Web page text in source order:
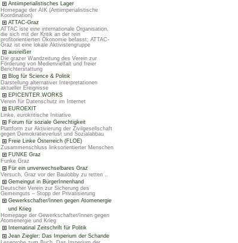
Antiimperialistisches Lager
Homepage der AIK (Antiimperialistische
Koordination)
ATTAC-Graz
ATTAC iste eine internationale Organisation,
die sich mit der Kritik an der rein
profitorientierten Ökonomie befasst; ATTAC-
Graz ist eine lokale Aktivistengruppe
ausreißer
Die grazer Wandzeitung des Verein zur
Förderung von Medienvielfalt und freier
Berichterstattung
Blog für Science & Politik
Darstellung alternativer Interpretationen
aktueller Ereignisse
EPICENTER.WORKS
Verein für Datenschutz im Internet
EUROEXIT
Linke, eurokritische Initiative
Forum für soziale Gerechtigkeit
Plattform zur Aktivierung der Zivilgesellschaft
gegen Demokratieverlust und Sozialabbau
Freie Linke Österreich (FLOE)
Zusammenschluss linksorientierter Menschen
FUNKE Graz
Funke Graz
Für ein unverwechselbares Graz
Versuch, Graz vor der Baulobby zu retten ..
Gemeingut in BürgerInnenhand
Deutscher Verein zur Sicherung des
Gemeinguts – Stopp der Privatisierung
Gewerkschafter/Innen gegen Atomenergie
und Krieg
Homepage der Gewerkschafter/Innen gegen
Atomenergie und Krieg
Internatinal Zeitschrift für Politik
Jean Ziegler: Das Imperium der Schande